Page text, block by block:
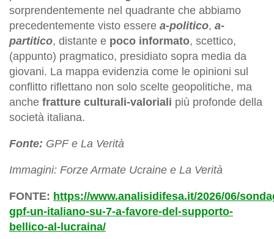
sorprendentemente nel quadrante che abbiamo
precedentemente visto essere a-politico, a-
partitico, distante e poco informato, scettico,
(appunto) pragmatico, presidiato sopra media da
giovani. La mappa evidenzia come le opinioni sul
conflitto riflettano non solo scelte geopolitiche, ma
anche fratture culturali-valoriali più profonde della
società italiana.
Fonte: GPF e La Verità
Immagini: Forze Armate Ucraine e La Verità
FONTE: https://www.analisidifesa.it/2026/06/
gpf-un-italiano-su-7-a-favore-del-supporto-
bellico-al-lucraina/